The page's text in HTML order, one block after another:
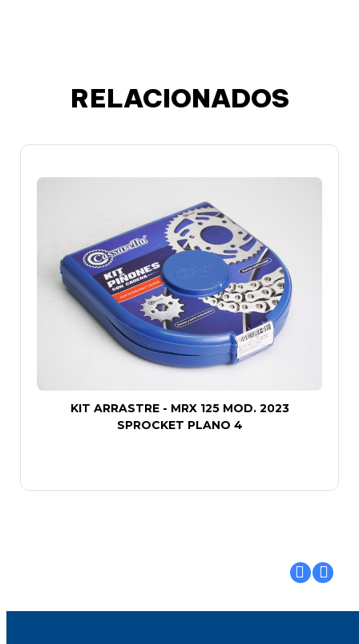
RELACIONADOS
KIT ARRASTRE - MRX 125 MOD. 2023
SPROCKET PLANO 4